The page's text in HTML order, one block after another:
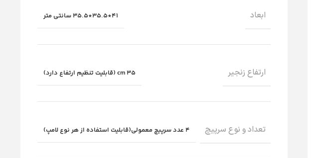
ابعاد 41*35.5*35.5 سانتی متر
ارتفاع زنجیر 35 cm (قابلیت تنظیم ارتفاع دارد)
تعداد و نوع سرپیچ 4 عدد سرپیچ معمولی(قابلیت استفاده از هر نوع لامپ)